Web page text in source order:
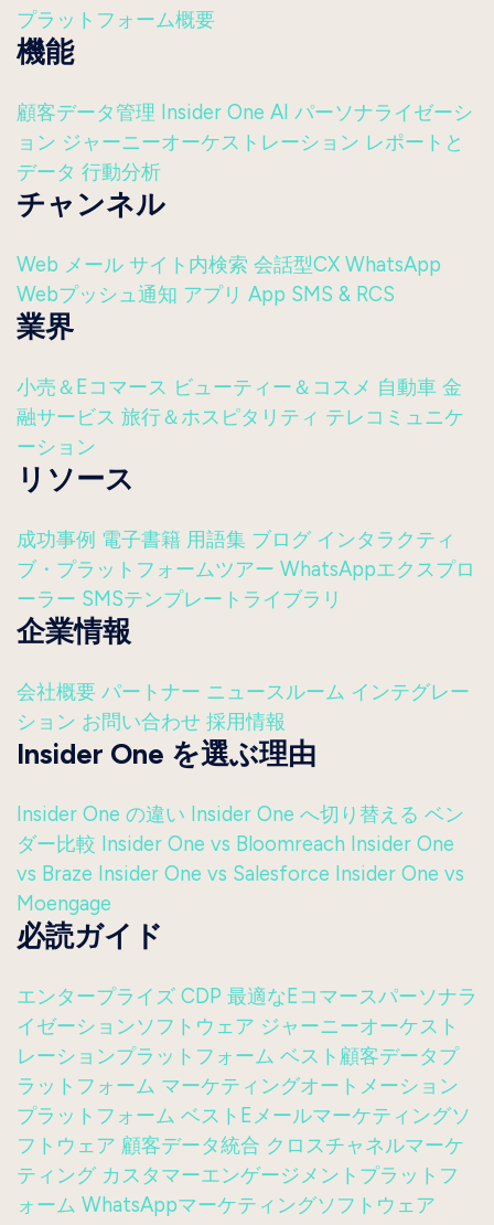
プラットフォーム概要
機能
顧客データ管理 Insider One AI パーソナライゼーシ
ョン ジャーニーオーケストレーション レポートと
データ 行動分析
チャンネル
Web メール サイト内検索 会話型CX WhatsApp
Webプッシュ通知 アプリ App SMS & RCS
業界
小売＆Eコマース ビューティー＆コスメ 自動車 金
融サービス 旅行＆ホスピタリティ テレコミュニケ
ーション
リソース
成功事例 電子書籍 用語集 ブログ インタラクティ
ブ・プラットフォームツアー WhatsAppエクスプロ
ーラー SMSテンプレートライブラリ
企業情報
会社概要 パートナー ニュースルーム インテグレー
ション お問い合わせ 採用情報
Insider One を選ぶ理由
Insider One の違い Insider One へ切り替える ベン
ダー比較 Insider One vs Bloomreach Insider One
vs Braze Insider One vs Salesforce Insider One vs
Moengage
必読ガイド
エンタープライズ CDP 最適なEコマースパーソナラ
イゼーションソフトウェア ジャーニーオーケスト
レーションプラットフォーム ベスト顧客データプ
ラットフォーム マーケティングオートメーション
プラットフォーム ベストEメールマーケティングソ
フトウェア 顧客データ統合 クロスチャネルマーケ
ティング カスタマーエンゲージメントプラットフ
ォーム WhatsAppマーケティングソフトウェア